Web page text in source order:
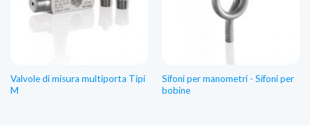
Valvole di misura multiporta Tipi
M
Sifoni per manometri - Sifoni per
bobine